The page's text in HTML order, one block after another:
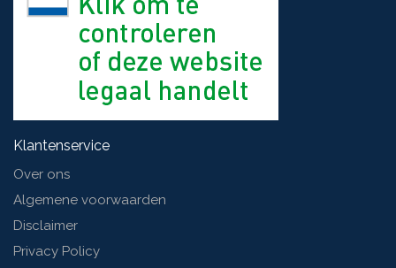
Klantenservice
Over ons
Algemene voorwaarden
Disclaimer
Privacy Policy